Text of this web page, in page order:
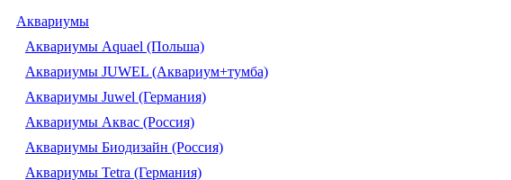
Аквариумы
Аквариумы Aquael (Польша)
Аквариумы JUWEL (Аквариум+тумба)
Аквариумы Juwel (Германия)
Аквариумы Аквас (Россия)
Аквариумы Биодизайн (Россия)
Аквариумы Tetra (Германия)